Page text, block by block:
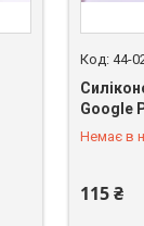
44-
Google
Немає в
115 ₴